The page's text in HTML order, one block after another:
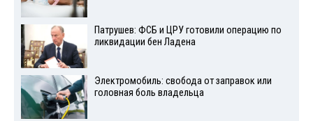
Патрушев: ФСБ и ЦРУ готовили операцию по
ликвидации бен Ладена
Электромобиль: свобода от заправок или
головная боль владельца